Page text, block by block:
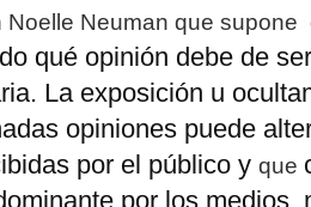
Noelle Neuman que
qué opinión debe de
. La exposición u
opiniones puede
por el público y que
por los medios,